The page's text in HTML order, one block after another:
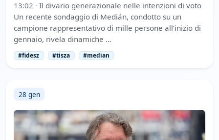
13:02 · Il divario generazionale nelle intenzioni di voto
Un recente sondaggio di Medián, condotto su un
campione rappresentativo di mille persone all’inizio di
gennaio, rivela dinamiche …
#fidesz #tisza #median
28 gen